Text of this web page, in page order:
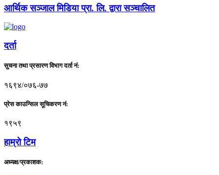
आर्थिक सञ्जाल मिडिया प्रा. लि. द्वारा सञ्चालित
दर्ता
सुचना तथा प्रसारण विभाग दर्ता नं:
१६९४/०७६-७७
प्रेस काउन्सिल सूचिकरण नं:
१९५९
हाम्राे टिम
अध्यक्ष/प्रकाशक: